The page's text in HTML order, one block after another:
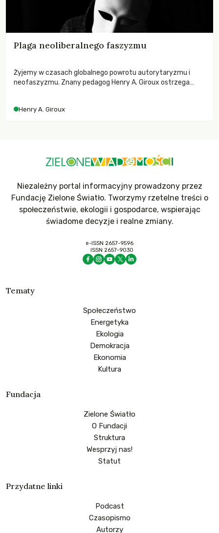
Plaga neoliberalnego faszyzmu
Żyjemy w czasach globalnego powrotu autorytaryzmu i
neofaszyzmu. Znany pedagog Henry A. Giroux ostrzega
wychowają świadomych obywateli?
Henry A. Giroux
Niezależny portal informacyjny prowadzony przez
Fundację Zielone Światło. Tworzymy rzetelne treści o
społeczeństwie, ekologii i gospodarce, wspierając
świadome decyzje i realne zmiany.
e-ISSN 2657-9596
ISSN 2657-9030
Tematy
Społeczeństwo
Energetyka
Ekologia
Demokracja
Ekonomia
Kultura
Fundacja
Zielone Światło
O Fundacji
Struktura
Wesprzyj nas!
Statut
Przydatne linki
Podcast
Czasopismo
Autorzy